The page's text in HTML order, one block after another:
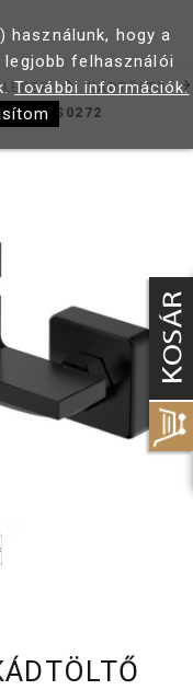
KÁDTÖLTŐ
ACS0272
hogy a
felhasználói
További információk.